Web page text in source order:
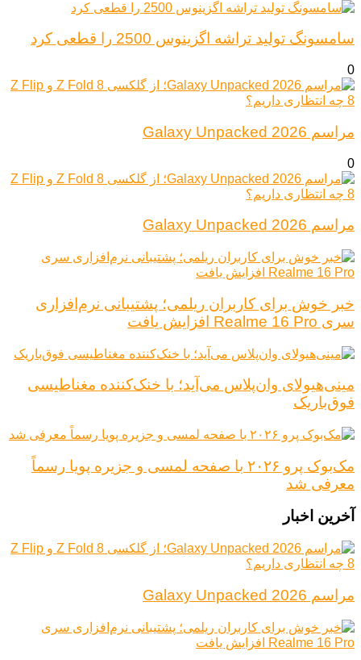
سامسونگ تولید تراشه اگزینوس 2500 را قطعی کرد
0
مراسم Galaxy Unpacked 2026
0
مراسم Galaxy Unpacked 2026
خبر خوش برای کاربران ریلمی؛ پشتیبانی نرم‌افزاری
سری Realme 16 Pro افزایش یافت
مینی‌هیولای وان‌پلاس می‌آید؛ با خنک‌کننده مغناطیسی
فوق‌باریک
مک‌بوک پرو ۲۰۲۶ با صفحه لمسی و جزیره پویا رسماً
معرفی شد
آخرین اخبار
مراسم Galaxy Unpacked 2026